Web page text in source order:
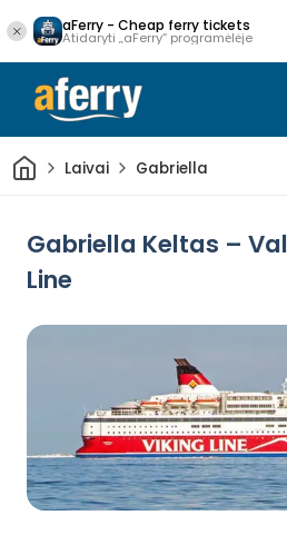
aFerry - Cheap ferry tickets
Atidaryti „aFerry“ programėlėje
Pradžia
Laivai Gabriella
Gabriella Keltas –
Line